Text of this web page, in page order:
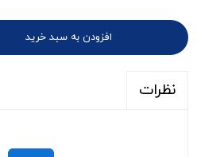
افزودن به سبد خرید
نظرات